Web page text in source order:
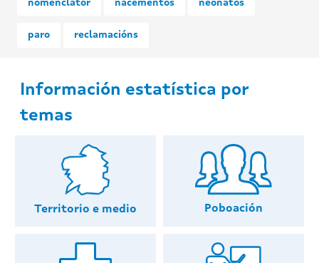
nomenclátor nacementos neonatos
paro reclamacións
Información estatística por
temas
Territorio e medio Poboación